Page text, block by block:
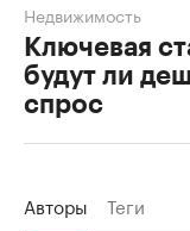
Ключевая
будут ли
спрос
Недвижимость
Авторы Теги